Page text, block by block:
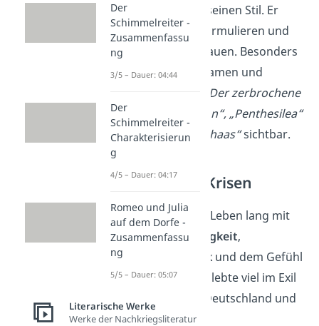
Journalist schärft seinen Stil. Er
lernt, präzise zu formulieren und
Spannung
aufzubauen. Besonders
gut wird das in Dramen und
„Der zerbrochene
Krug“, „Amphitryon“, „Penthesilea“
und„Michael Kohlhaas“sichtbar.
Existenzielle Krisen
Kleist kämpft sein Leben lang mit
Orientierungslosigkeit,
finanziellem
Druck und dem Gefühl
desScheiterns
. Er lebte viel im Exil
und reiste durch Deutschland und
Europa.
Der
Schimmelreiter -
Zusammenfassu
ng
3/5 – Dauer: 04:44
Der
Schimmelreiter -
Charakterisierun
g
4/5 – Dauer: 04:17
Romeo und Julia
auf dem Dorfe -
Zusammenfassu
ng
5/5 – Dauer: 05:07
Literarische Werke
Werke der Nachkriegsliteratur